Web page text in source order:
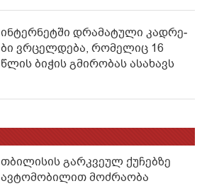
ინ­ტერ­ნეტ­ში დრა­მა­ტუ­ლი კად­რე­
ბი ვრცელდება, რომელიც 16
წლის ბიჭის გმირობას ასახავს
თბილისის გარკვეულ ქუჩებზე
ავტომობილით მოძრაობა